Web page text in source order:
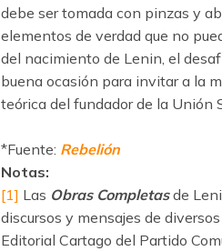
debe ser tomada con pinzas y
elementos de verdad que no
del nacimiento de Lenin, el
buena ocasión para invitar a la
teórica del fundador de la Unión
*Fuente: Rebelión
Notas:
[1] Las Obras Completasde
discursos y mensajes de
Editorial Cartago del Partido